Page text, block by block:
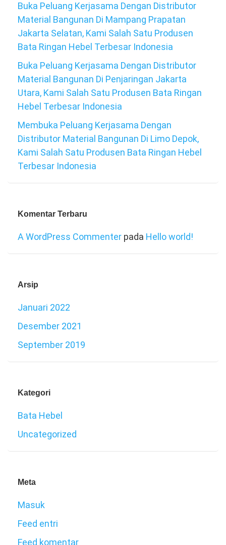
Buka Peluang Kerjasama Dengan Distributor
Material Bangunan Di Mampang Prapatan
Jakarta Selatan, Kami Salah Satu Produsen
Bata Ringan Hebel Terbesar Indonesia
Buka Peluang Kerjasama Dengan Distributor
Material Bangunan Di Penjaringan Jakarta
Utara, Kami Salah Satu Produsen Bata Ringan
Hebel Terbesar Indonesia
Membuka Peluang Kerjasama Dengan
Distributor Material Bangunan Di Limo Depok,
Kami Salah Satu Produsen Bata Ringan Hebel
Terbesar Indonesia
Komentar Terbaru
A WordPress Commenter pada Hello world!
Arsip
Januari 2022
Desember 2021
September 2019
Kategori
Bata Hebel
Uncategorized
Meta
Masuk
Feed entri
Feed komentar